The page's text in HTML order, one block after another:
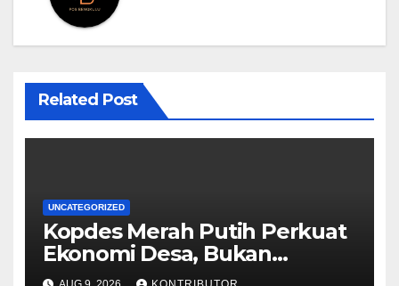
Related Post
UNCATEGORIZED
Kopdes Merah Putih Perkuat
Ekonomi Desa, Bukan
Memonopoli Pasar